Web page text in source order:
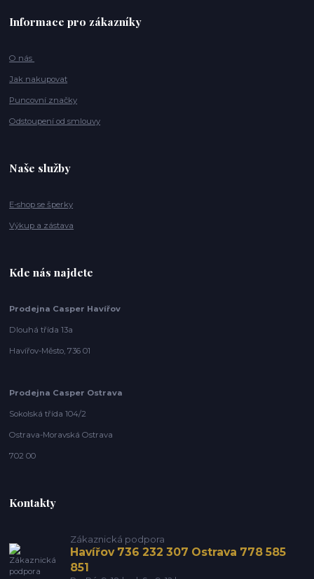
Informace pro zákazníky
O nás
Jak nakupovat
Puncovní značky
Odstoupení od smlouvy
Naše služby
E-shop se šperky
Výkup a zástava
Kde nás najdete
Prodejna Casper Havířov
Dlouhá třída 13a
Havířov-Město, 736 01
Prodejna Casper Ostrava
Sokolská třída 104/2
Ostrava-Moravská Ostrava
702 00
Kontakty
Zákaznická podpora
Havířov 736 232 307 Ostrava 778 585
851